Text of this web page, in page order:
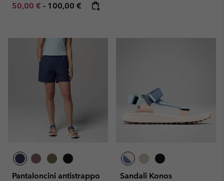
Minimum sale price:
50,00 € - Maximum price:
100,00 €
Pantaloncini antistrappo
Sandali Konos